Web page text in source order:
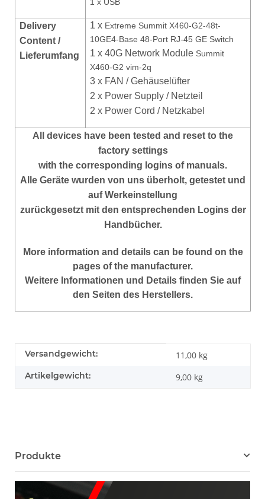
Delivery
Content /
Lieferumfang
1 x Extreme Summit X460-G2-48t-
10GE4-Base 48-Port RJ-45 GE Switch
1 x 40G Network Module Summit
X460-G2 vim-2q
3 x FAN / Gehäuselüfter
2 x Power Supply / Netzteil
2 x Power Cord / Netzkabel
All devices have been tested and reset to the
factory settings
with the corresponding logins of manuals.
Alle Geräte wurden von uns überholt, getestet und
auf Werkeinstellung
zurückgesetzt mit den entsprechenden Logins der
Handbücher.
More information and details can be found on the
pages of the manufacturer.
Weitere Informationen und Details finden Sie auf
den Seiten des Herstellers.
Produkteigenschaft
Wert
Versandgewicht: 11,00 kg
Artikelgewicht: 9,00 kg
Produkte